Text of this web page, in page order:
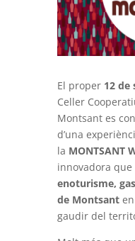
El proper 12 de
Celler
Montsant es
d’una
la MONTSANT
innovadora que
enoturisme,
de Montsanten
gaudir del